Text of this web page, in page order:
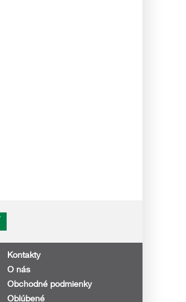
Kontakty
O nás
Obchodné podmienky
Oblúbené